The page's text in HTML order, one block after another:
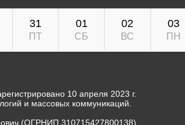
31
ПТ
01
СБ
02
ВС
03
ПН
10 апреля 2023 г.
и массовых коммуникаций.
(ОГРНИП 310715427800138).